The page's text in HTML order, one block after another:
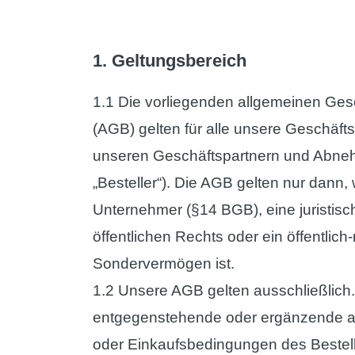
1. Geltungsbereich
1.1 Die vorliegenden allgemeinen
(AGB) gelten für alle unsere
unseren Geschäftspartnern und
„Besteller“). Die AGB gelten nur
Unternehmer (§14 BGB), eine
öffentlichen Rechts oder ein
Sondervermögen ist.
1.2 Unsere AGB gelten
entgegenstehende oder ergänzende
oder Einkaufsbedingungen des